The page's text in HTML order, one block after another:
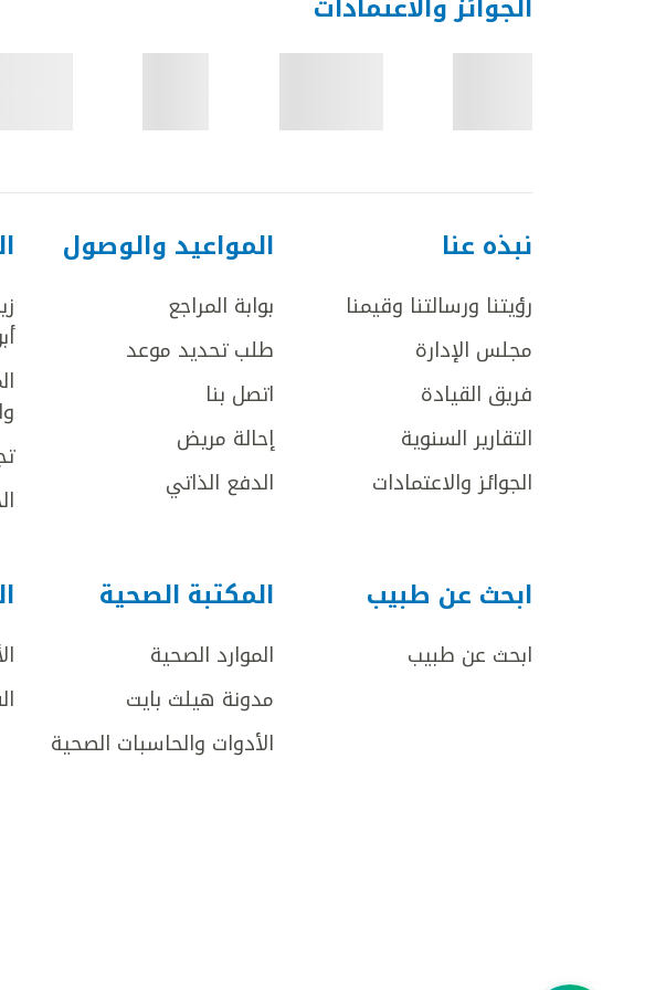
نبذه عنا
رؤيتنا ورسالتنا وقيمنا
مجلس الإدارة
فريق القيادة
التقارير السنوية
الجوائز والاعتمادات
المواعيد والوصول
بوابة المراجع
طلب تحديد موعد
اتصل بنا
إحالة مريض
الدفع الذاتي
ابحث عن طبيب
ابحث عن طبيب
المكتبة الصحية
الموارد الصحية
مدونة هيلث بايت
الأدوات والحاسبات الصحية